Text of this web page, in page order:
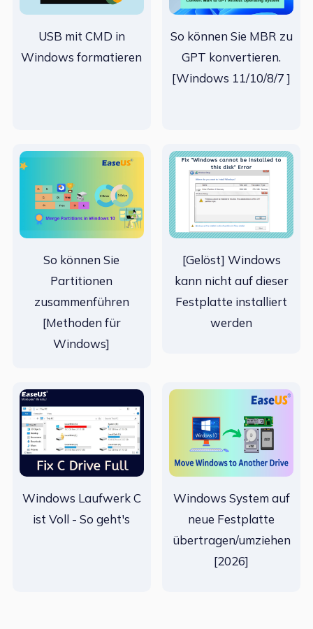
USB mit CMD in
Windows formatieren
So können Sie MBR zu
GPT konvertieren.
[Windows 11/10/8/7 ]
So können Sie
Partitionen
zusammenführen
[Methoden für
Windows]
[Gelöst] Windows
kann nicht auf dieser
Festplatte installiert
werden
Windows Laufwerk C
ist Voll - So geht's
Windows System auf
neue Festplatte
übertragen/umziehen
[2026]